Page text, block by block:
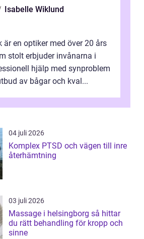
Isabelle Wiklund
är en optiker med över 20 års
stolt erbjuder invånarna i
hjälp med synproblem
av bågar och kval...
04 juli 2026
Komplex PTSD och vägen till inre
återhämtning
03 juli 2026
Massage i helsingborg så hittar
du rätt behandling för kropp och
sinne